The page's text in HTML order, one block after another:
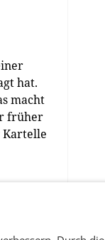
hat.
macht
früher
Kartelle
HD